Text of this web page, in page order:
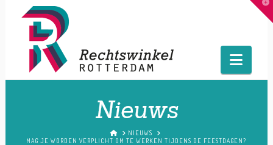
Nieuws
HOMENIEUWS
MAG JE WORDEN VERPLICHT OM TE WERKEN TIJDENS DE FEESTDAGEN?